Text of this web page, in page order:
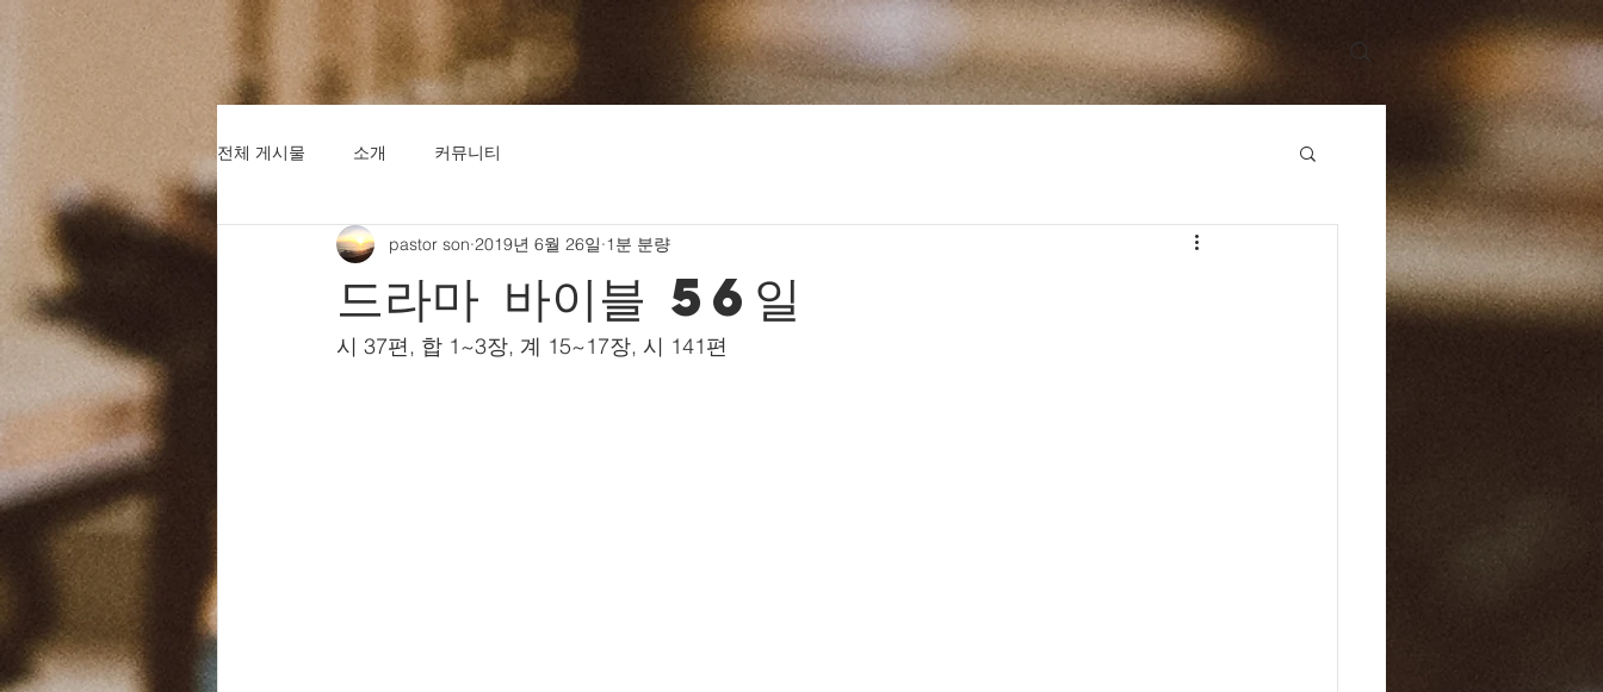
전체 게시물 소개 커뮤니티
드라마 바이블 56일
pastor son 2019년 6월 26일 1분 분량
시 37편, 합 1~3장, 계 15~17장, 시 141편